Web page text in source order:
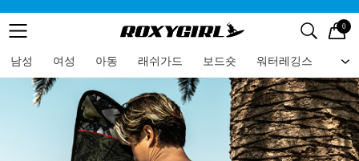
메뉴 검색
로고 0
남성 여성 아동 래쉬가드 보드숏 워터레깅스 비
메뉴